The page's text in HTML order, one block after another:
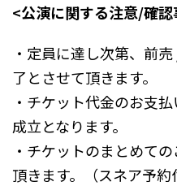
<公演に関する注意/確認
・定員に達し次第、前
了とさせて頂きます。
・チケット代金のお支
成立となります。
・チケットのまとめて
頂きます。（スネア予